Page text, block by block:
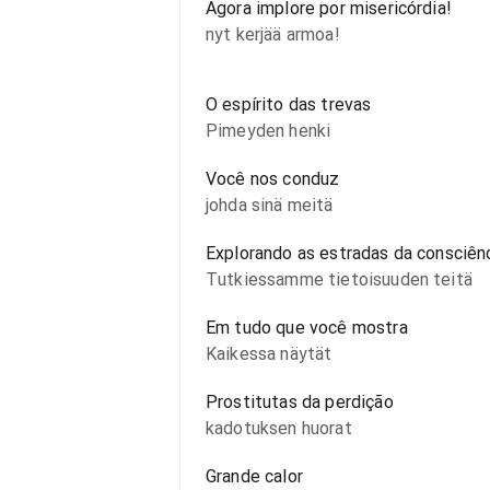
Agora implore por misericórdia!
nyt kerjää armoa!
O espírito das trevas
Pimeyden henki
Você nos conduz
johda sinä meitä
Explorando as estradas da
Tutkiessamme tietoisuuden teitä
Em tudo que você mostra
Kaikessa näytät
Prostitutas da perdição
kadotuksen huorat
Grande calor